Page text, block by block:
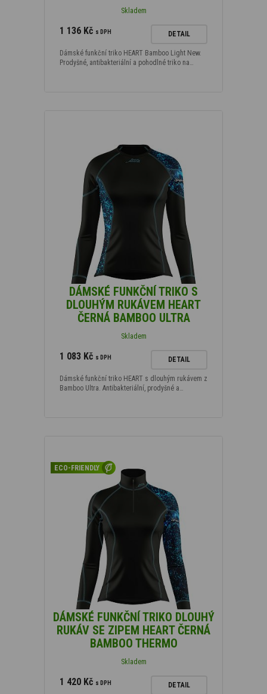
Skladem
1 136 Kč s DPH DETAIL
Dámské funkční triko HEART Bamboo Light New.
Prodyšné, antibakteriální a pohodlné triko na…
DÁMSKÉ FUNKČNÍ TRIKO S
DLOUHÝM RUKÁVEM HEART
ČERNÁ BAMBOO ULTRA
Skladem
1 083 Kč s DPH DETAIL
Dámské funkční triko HEART s dlouhým rukávem z
Bamboo Ultra. Antibakteriální, prodyšné a…
ECO-FRIENDLY
DÁMSKÉ FUNKČNÍ TRIKO DLOUHÝ
RUKÁV SE ZIPEM HEART ČERNÁ
BAMBOO THERMO
Skladem
1 420 Kč s DPH DETAIL